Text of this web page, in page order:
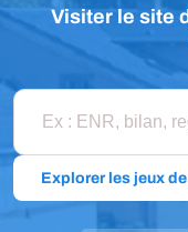
Visiter le site
Explorer les jeux